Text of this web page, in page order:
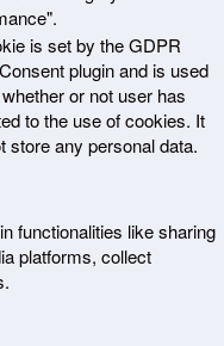
is set by the GDPR
plugin and is used
or not user has
to the use of cookies. It
store any personal data.
functionalities like sharing
platforms, collect